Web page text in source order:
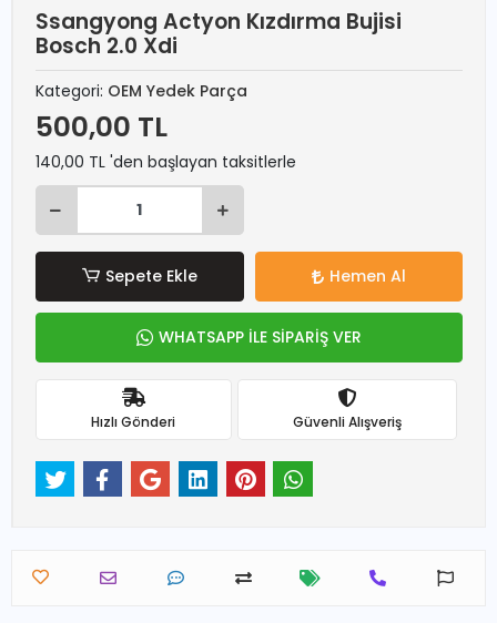
Ssangyong Actyon Kızdırma Bujisi
Bosch 2.0 Xdi
Kategori: OEM Yedek Parça
500,00 TL
140,00 TL 'den başlayan taksitlerle
Sepete Ekle Hemen Al
WHATSAPP İLE SİPARİŞ VER
Hızlı Gönderi Güvenli Alışveriş